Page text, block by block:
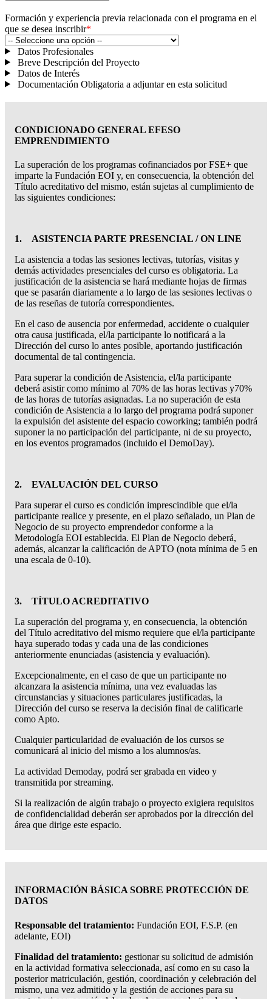
Formación y experiencia previa relacionada con el programa en el
que se desea inscribir*
Datos Profesionales
Breve Descripción del Proyecto
Datos de Interés
Documentación Obligatoria a adjuntar en esta solicitud
CONDICIONADO GENERAL EFESO
EMPRENDIMIENTO
La superación de los programas cofinanciados por FSE+ que
imparte la Fundación EOI y, en consecuencia, la obtención del
Título acreditativo del mismo, están sujetas al cumplimiento de
las siguientes condiciones:
1. ASISTENCIA PARTE PRESENCIAL / ON LINE
La asistencia a todas las sesiones lectivas, tutorías, visitas y
demás actividades presenciales del curso es obligatoria. La
justificación de la asistencia se hará mediante hojas de firmas
que se pasarán diariamente a lo largo de las sesiones lectivas o
de las reseñas de tutoría correspondientes.
En el caso de ausencia por enfermedad, accidente o cualquier
otra causa justificada, el/la participante lo notificará a la
Dirección del curso lo antes posible, aportando justificación
documental de tal contingencia.
Para superar la condición de Asistencia, el/la participante
deberá asistir como mínimo al 70% de las horas lectivas y70%
de las horas de tutorías asignadas. La no superación de esta
condición de Asistencia a lo largo del programa podrá suponer
la expulsión del asistente del espacio coworking; también podrá
suponer la no participación del participante, ni de su proyecto,
en los eventos programados (incluido el DemoDay).
2. EVALUACIÓN DEL CURSO
Para superar el curso es condición imprescindible que el/la
participante realice y presente, en el plazo señalado, un Plan de
Negocio de su proyecto emprendedor conforme a la
Metodología EOI establecida. El Plan de Negocio deberá,
además, alcanzar la calificación de APTO (nota mínima de 5 en
una escala de 0-10).
3. TÍTULO ACREDITATIVO
La superación del programa y, en consecuencia, la obtención
del Título acreditativo del mismo requiere que el/la participante
haya superado todas y cada una de las condiciones
anteriormente enunciadas (asistencia y evaluación).
Excepcionalmente, en el caso de que un participante no
alcanzara la asistencia mínima, una vez evaluadas las
circunstancias y situaciones particulares justificadas, la
Dirección del curso se reserva la decisión final de calificarle
como Apto.
Cualquier particularidad de evaluación de los cursos se
comunicará al inicio del mismo a los alumnos/as.
La actividad Demoday, podrá ser grabada en video y
transmitida por streaming.
Si la realización de algún trabajo o proyecto exigiera requisitos
de confidencialidad deberán ser aprobados por la dirección del
área que dirige este espacio.
INFORMACIÓN BÁSICA SOBRE PROTECCIÓN DE
DATOS
Responsable del tratamiento: Fundación EOI, F.S.P. (en
adelante, EOI)
Finalidad del tratamiento: gestionar su solicitud de admisión
en la actividad formativa seleccionada, así como en su caso la
posterior matriculación, gestión, coordinación y celebración del
mismo, una vez admitido y la gestión de acciones para su